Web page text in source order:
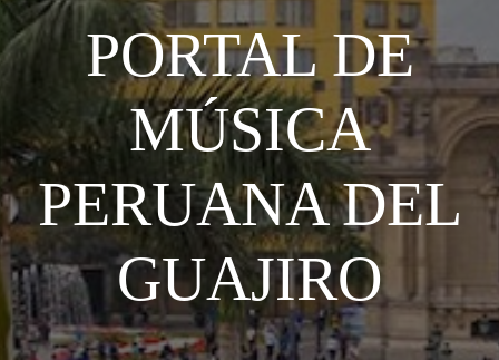
PORTAL DE
MÚSICA
PERUANA DEL
GUAJIRO